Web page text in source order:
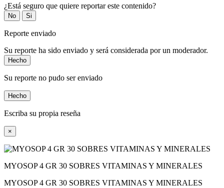
¿Está seguro que quiere reportar este contenido?
No Si
Reporte enviado
Su reporte ha sido enviado y será considerada por un moderador.
Hecho
Su reporte no pudo ser enviado
Hecho
Escriba su propia reseña
×
MYOSOP 4 GR 30 SOBRES VITAMINAS Y MINERALES
MYOSOP 4 GR 30 SOBRES VITAMINAS Y MINERALES